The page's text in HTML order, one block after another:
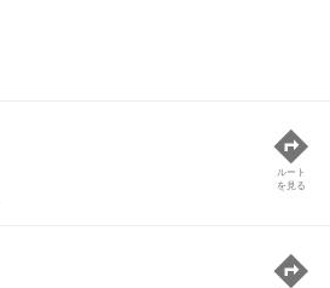
ルート
を見る